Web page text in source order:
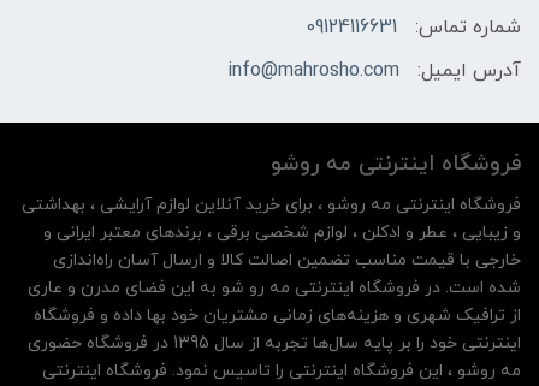
شماره تماس:
09124116631
آدرس ایمیل:
info@mahrosho.com
فروشگاه اینترنتی مه‌ رو‌شو
فروشگاه اینترنتی مه‌ رو‌شو ، برای خرید آنلاین لوازم آرایشی ، بهداشتی
و زیبایی ، عطر و ادکلن ، لوازم شخصی برقی ، برندهای معتبر ایرانی و
خارجی با قیمت مناسب تضمین اصالت کالا و ارسال آسان راه‌اندازی
شده است. در فروشگاه اینترنتی مه رو شو به این فضای مدرن و عاری
از ترافیک شهری و هزینه‌های زمانی مشتریان خود بها داده و فروشگاه
اینترنتی خود را بر پایه سال‌ها تجربه از سال 1395 در فروشگاه حضوری
مه روشو ، این فروشگاه اینترنتی را تاسیس نمود. فروشگاه اینترنتی